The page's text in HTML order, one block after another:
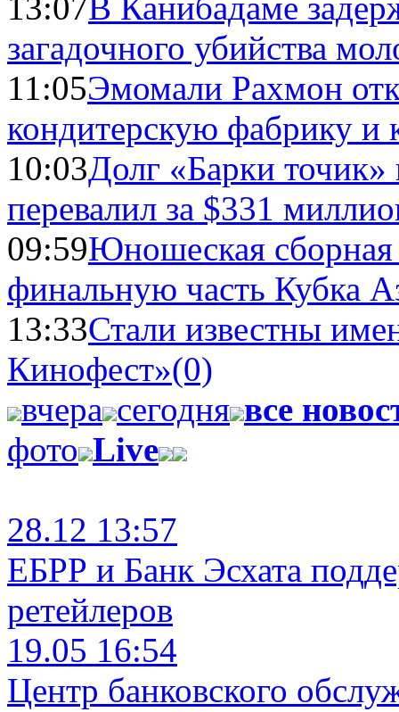
13:07В Канибадаме
загадочного убийства
11:05Эмомали Рахмон
кондитерскую фабрику и
10:03Долг «Барки
перевалил за $331
09:59Юношеская
финальную часть Кубка
13:33Стали известны
Кинофест»(0)
вчера сегодня все
фото Live
28.12 13:57
ЕБРР и Банк Эсхата
ретейлеров
19.05 16:54
Центр банковского